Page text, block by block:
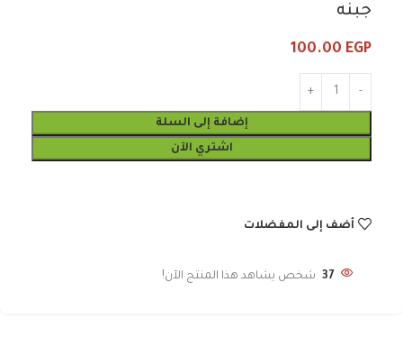
جبنه
100.00 EGP
إضافة إلى السلة
اشتري الآن
أضف إلى المفضلات
37 شخص يشاهد هذا المنتج الآن!